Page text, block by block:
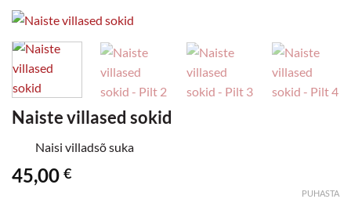
Naiste villased sokid
Naisi villadsõ suka
45,00 €
PUHASTA